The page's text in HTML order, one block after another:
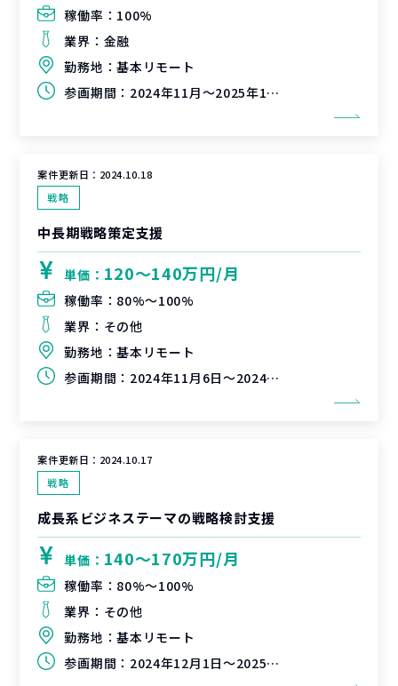
稼働率： 100%
業界： 金融
勤務地：基本リモート
参画期間： 2024年11月～2025年1月（継続可能性有）
案件更新日： 2024.10.18
戦略
中長期戦略策定支援
単価： 120〜140万円/月
稼働率： 80%〜100%
業界： その他
勤務地：基本リモート
参画期間： 2024年11月6日～2024年12月31日（延長可能性有）
案件更新日： 2024.10.17
戦略
成長系ビジネステーマの戦略検討支援
単価： 140〜170万円/月
稼働率： 80%〜100%
業界： その他
勤務地：基本リモート
参画期間： 2024年12月1日～2025年2月28日（延長可能性有）